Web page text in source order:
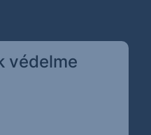
védelme
oldalra ugrik)